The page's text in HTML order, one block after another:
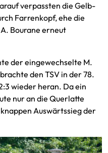
verpassten die Gelb-
Farrenkopf, ehe die
Bourane erneut
der eingewechselte M.
den TSV in der 78.
wieder heran. Da ein
nur an die Querlatte
Auswärtssieg der